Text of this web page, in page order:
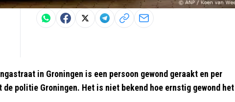
in Groningen is een persoon gewond geraakt en per
politie Groningen. Het is niet bekend hoe ernstig gewond het